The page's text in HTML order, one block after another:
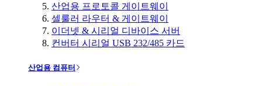
산업용 프로토콜 게이트웨이
셀룰러 라우터 & 게이트웨이
이더넷 & 시리얼 디바이스 서버
컨버터 시리얼 USB 232/485 카드
산업용 컴퓨터